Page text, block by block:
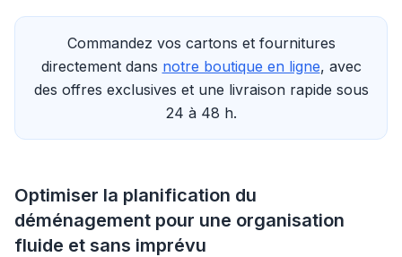
Commandez vos cartons et fournitures
directement dans notre boutique en ligne, avec
des offres exclusives et une livraison rapide sous
24 à 48 h.
Optimiser la planification du
déménagement pour une organisation
fluide et sans imprévu